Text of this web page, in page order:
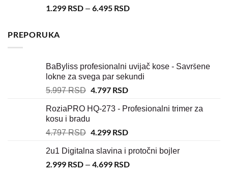
1.299 RSD – 6.495 RSD
PREPORUKA
BaByliss profesionalni uvijač kose - Savršene
lokne za svega par sekundi
5.997RSD 4.797 RSD
RoziaPRO HQ-273 - Profesionalni trimer za
kosu i bradu
4.797RSD 4.299 RSD
2u1 Digitalna slavina i protočni bojler
2.999 RSD – 4.699 RSD